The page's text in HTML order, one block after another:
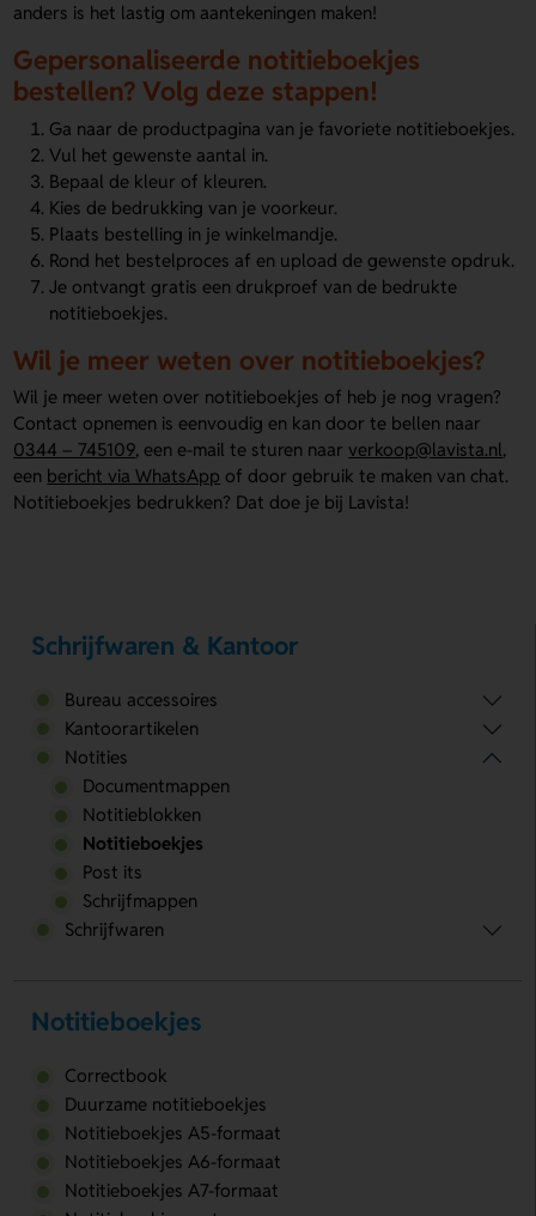
anders is het lastig om aantekeningen maken!
Gepersonaliseerde notitieboekjes
bestellen? Volg deze stappen!
Ga naar de productpagina van je favoriete notitieboekjes.
Vul het gewenste aantal in.
Bepaal de kleur of kleuren.
Kies de bedrukking van je voorkeur.
Plaats bestelling in je winkelmandje.
Rond het bestelproces af en upload de gewenste opdruk.
Je ontvangt gratis een drukproef van de bedrukte
notitieboekjes.
Wil je meer weten over notitieboekjes?
Wil je meer weten over notitieboekjes of heb je nog vragen?
Contact opnemen is eenvoudig en kan door te bellen naar
0344 – 745109, een e-mail te sturen naar verkoop@lavista.nl,
een bericht via WhatsApp of door gebruik te maken van chat.
Notitieboekjes bedrukken? Dat doe je bij Lavista!
Schrijfwaren & Kantoor
Bureau accessoires
Kantoorartikelen
Notities
Documentmappen
Notitieblokken
Notitieboekjes
Post its
Schrijfmappen
Schrijfwaren
Notitieboekjes
Correctbook
Duurzame notitieboekjes
Notitieboekjes A5-formaat
Notitieboekjes A6-formaat
Notitieboekjes A7-formaat